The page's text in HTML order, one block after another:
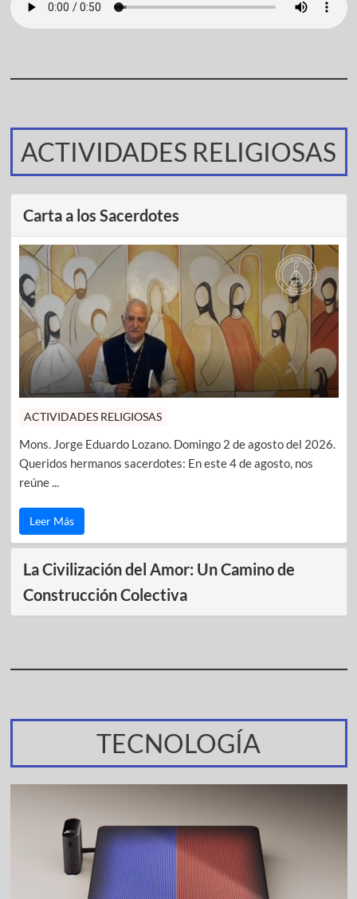
ACTIVIDADES RELIGIOSAS
Carta a los Sacerdotes
ACTIVIDADES RELIGIOSAS
Mons. Jorge Eduardo Lozano. Domingo 2 de agosto del 2026.
Queridos hermanos sacerdotes: En este 4 de agosto, nos
reúne ...
Leer Más
La Civilización del Amor: Un Camino de
Construcción Colectiva
TECNOLOGÍA